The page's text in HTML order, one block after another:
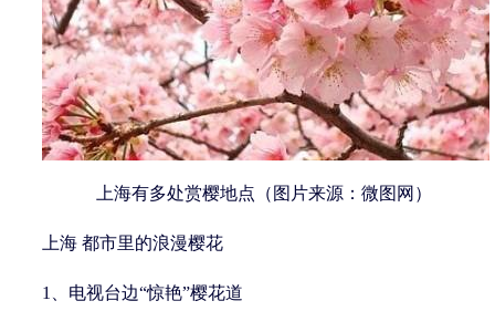
上海有多处赏樱地点（图片来源：微图网）
上海 都市里的浪漫樱花
1、电视台边“惊艳”樱花道